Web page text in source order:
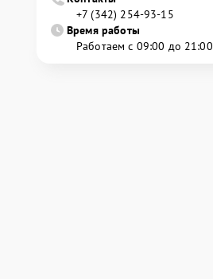
+7 (342) 254-93-15
Время работы
Работаем с 09:00 до 21:00